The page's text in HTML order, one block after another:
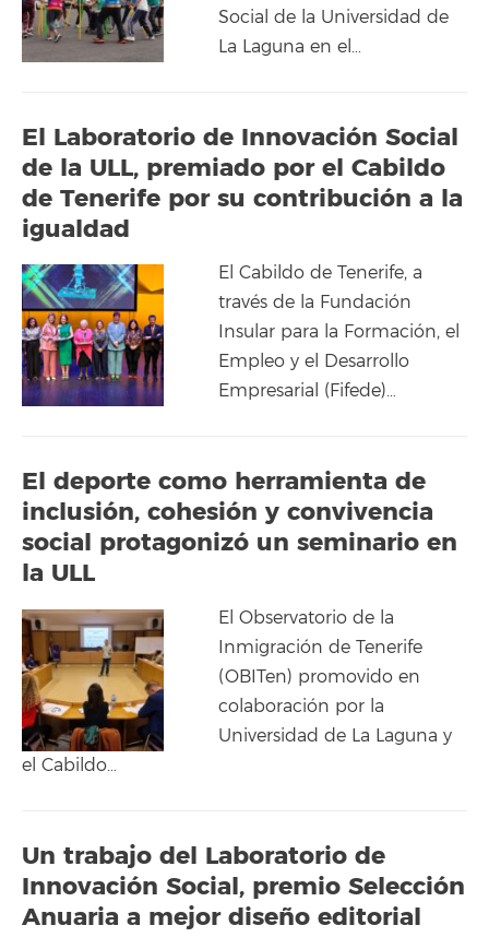
Social de la Universidad de
La Laguna en el…
El Laboratorio de Innovación Social
de la ULL, premiado por el Cabildo
de Tenerife por su contribución a la
igualdad
El Cabildo de Tenerife, a
través de la Fundación
Insular para la Formación, el
Empleo y el Desarrollo
Empresarial (Fifede)…
El deporte como herramienta de
inclusión, cohesión y convivencia
social protagonizó un seminario en
la ULL
El Observatorio de la
Inmigración de Tenerife
(OBITen) promovido en
colaboración por la
Universidad de La Laguna y
el Cabildo…
Un trabajo del Laboratorio de
Innovación Social, premio Selección
Anuaria a mejor diseño editorial